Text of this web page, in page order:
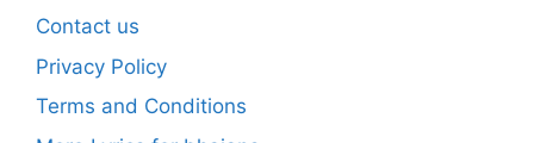
Contact us
Privacy Policy
Terms and Conditions